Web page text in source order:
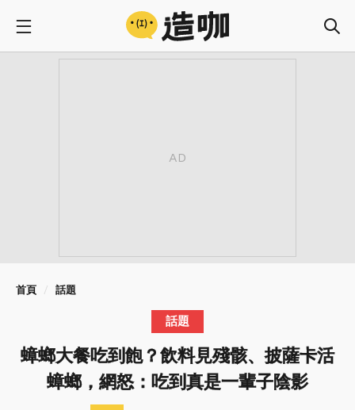
首頁 話題
話題
蟑螂大餐吃到飽？飲料見殘骸、披薩卡活
蟑螂，網怒：吃到真是一輩子陰影